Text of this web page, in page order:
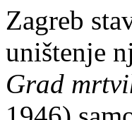
Zagreb
uništenje
Grad